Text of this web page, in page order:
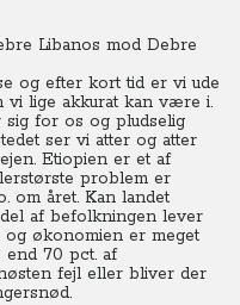
Libanos mod Debre
og efter kort tid er vi ude
vi lige akkurat kan være i.
sig for os og pludselig
ser vi atter og atter
Etiopien er et af
problem er
om året. Kan landet
af befolkningen lever
økonomien er meget
70 pct. af
fejl eller bliver der